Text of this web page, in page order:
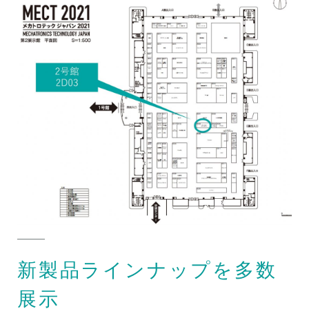
新製品ラインナップを多数
展示